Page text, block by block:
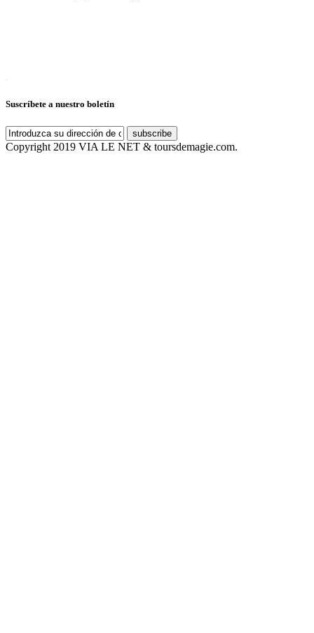
Suscríbete a nuestro boletín
subscribe
Copyright 2019 VIA LE NET & toursdemagie.com.